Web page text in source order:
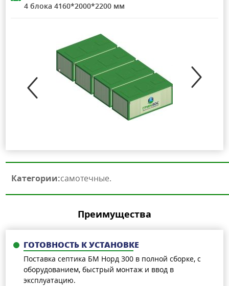
4 блока 4160*2000*2200 мм
Категории:самотечные
Преимущества
ГОТОВНОСТЬ К УСТАНОВКЕ
Поставка септика БМ Норд 300 в полной сборке, с
оборудованием, быстрый монтаж и ввод в
эксплуатацию.